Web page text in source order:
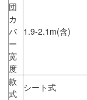
団
カ
バ
ー
宽
度
1.9-2.1m(含)
款
式
シート式